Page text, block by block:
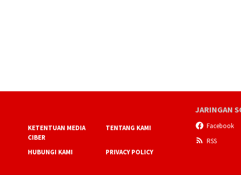
KETENTUAN MEDIA
CIBER
TENTANG KAMI
HUBUNGI KAMI PRIVACY POLICY
JARINGAN
Facebook
RSS